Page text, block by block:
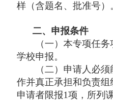
样（含题名、批准号）
二、申报条件
（一）本专项任务
学校申报。
（二）申请人必须
作并真正承担和负责
申请者限报1项，所列